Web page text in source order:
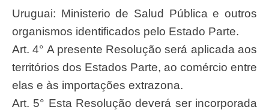
Uruguai: Ministerio de Salud Pública e outros
organismos identificados pelo Estado Parte.
Art. 4° A presente Resolução será aplicada aos
territórios dos Estados Parte, ao comércio entre
elas e às importações extrazona.
Art. 5° Esta Resolução deverá ser incorporada